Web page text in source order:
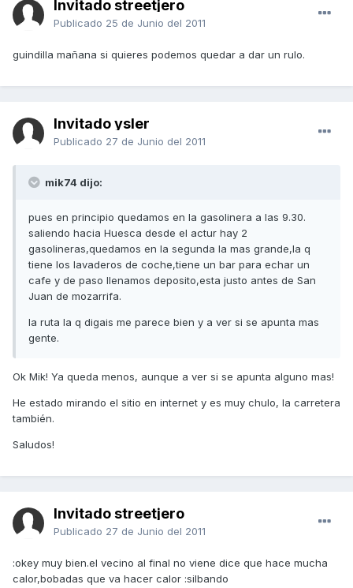
Invitado streetjero
Publicado 25 de Junio del 2011
guindilla mañana si quieres podemos quedar a dar un rulo.
Invitado ysler
Publicado 27 de Junio del 2011
mik74 dijo:
pues en principio quedamos en la gasolinera a las 9.30.
saliendo hacia Huesca desde el actur hay 2
gasolineras,quedamos en la segunda la mas grande,la q
tiene los lavaderos de coche,tiene un bar para echar un
cafe y de paso llenamos deposito,esta justo antes de San
Juan de mozarrifa.
la ruta la q digais me parece bien y a ver si se apunta mas
gente.
Ok Mik! Ya queda menos, aunque a ver si se apunta alguno mas!
He estado mirando el sitio en internet y es muy chulo, la carretera
también.
Saludos!
Invitado streetjero
Publicado 27 de Junio del 2011
:okey muy bien.el vecino al final no viene dice que hace mucha
calor,bobadas que va hacer calor :silbando